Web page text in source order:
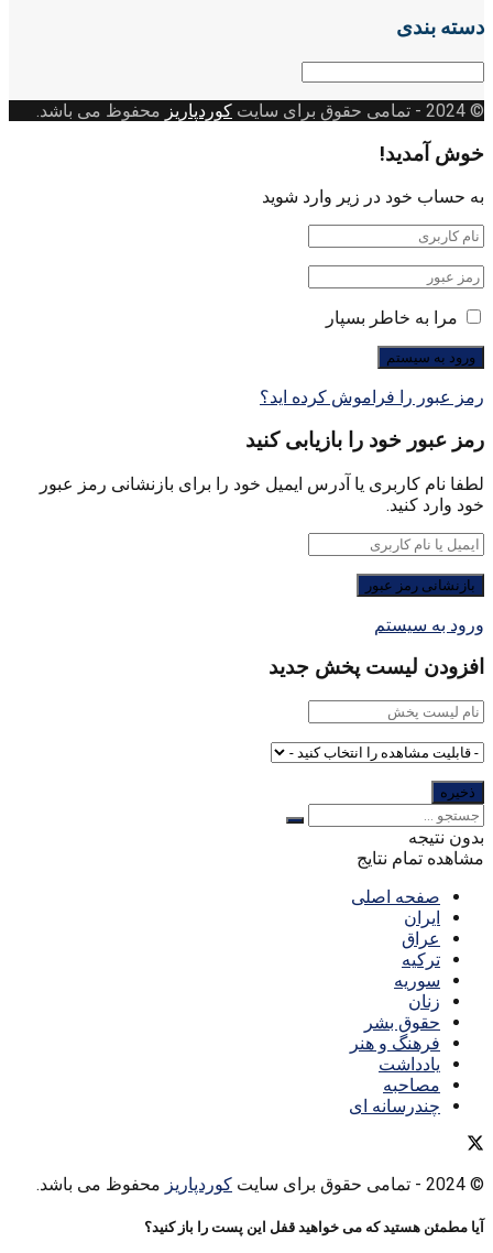
دسته بندی
دسته
© 2024
- تمامی حقوق برای سایت کوردپاریز محفوظ می باشد.
خوش آمدید!
به حساب خود در زیر وارد شوید
مرا به خاطر بسپار
رمز عبور را فراموش کرده اید؟
رمز عبور خود را بازیابی کنید
لطفا نام کاربری یا آدرس ایمیل خود را برای بازنشانی رمز عبور
خود وارد کنید.
ورود به سیستم
افزودن لیست پخش جدید
بدون نتیجه
مشاهده تمام نتایج
صفحه اصلی
ایران
عراق
ترکیه
سوریه
زنان
حقوق بشر
فرهنگ و هنر
یادداشت
مصاحبه
چندرسانه ای
© 2024 - تمامی حقوق برای سایت کوردپاریز محفوظ می باشد.
آیا مطمئن هستید که می خواهید قفل این پست را باز کنید؟